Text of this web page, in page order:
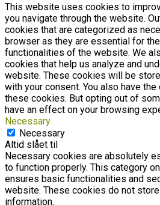
This website uses cookies to
you navigate through the website.
cookies that are categorized as
browser as they are essential for
functionalities of the website. We
cookies that help us analyze and
website. These cookies will be
with your consent. You also have
these cookies. But opting out of
have an effect on your browsing
Necessary
Necessary
Altid slået til
Necessary cookies are absolutely
to function properly. This category
ensures basic functionalities and
website. These cookies do not
information.